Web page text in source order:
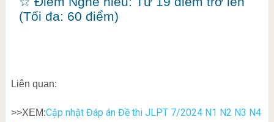
Liên quan:
>>XEM:Cập nhật Đáp án Đề thi JLPT 7/2024 N1 N2 N3 N4